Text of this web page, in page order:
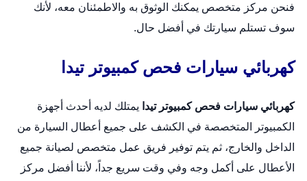
فنحن مركز متخصص يمكنك الوثوق به والاطمئنان معه، لأنك
سوف تستلم سيارتك في أفضل حال.
كهربائي سيارات فحص كمبيوتر تيدا
كهربائي سيارات فحص كمبيوتر تيدا يمتلك لديه أحدث أجهزة
الكمبيوتر المتخصصة في الكشف على جميع أعطال السيارة من
الداخل والخارج، ثم يتم توفير فريق عمل متخصص لصيانة جميع
الأعطال على أكمل وجه وفي وقت سريع جداً، لأننا أفضل مركز